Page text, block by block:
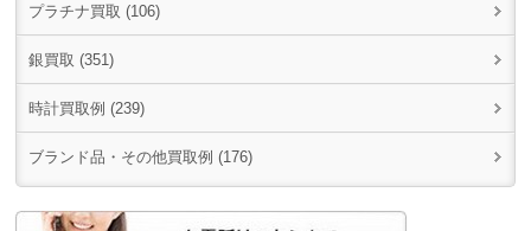
プラチナ買取 (106)
銀買取 (351)
時計買取例 (239)
ブランド品・その他買取例 (176)